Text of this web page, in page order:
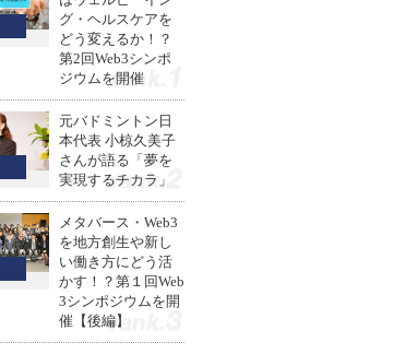
グ・ヘルスケアを
どう変えるか！？
第2回Web3シンポ
ジウムを開催
元バドミントン日
本代表 小椋久美子
さんが語る「夢を
実現するチカラ」
メタバース・Web3
を地方創生や新し
い働き方にどう活
かす！？第１回Web
3シンポジウムを開
催【後編】